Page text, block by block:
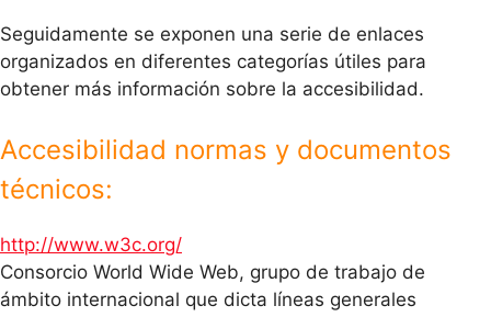
Seguidamente se exponen una serie de enlaces
organizados en diferentes categorías útiles para
obtener más información sobre la accesibilidad.
Accesibilidad normas y documentos
técnicos:
http://www.w3c.org/
Consorcio World Wide Web, grupo de trabajo de
ámbito internacional que dicta líneas generales